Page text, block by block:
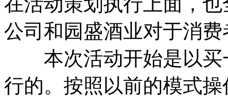
公司和园盛酒业对于消
本次活动开始是以买
行的。按照以前的模式